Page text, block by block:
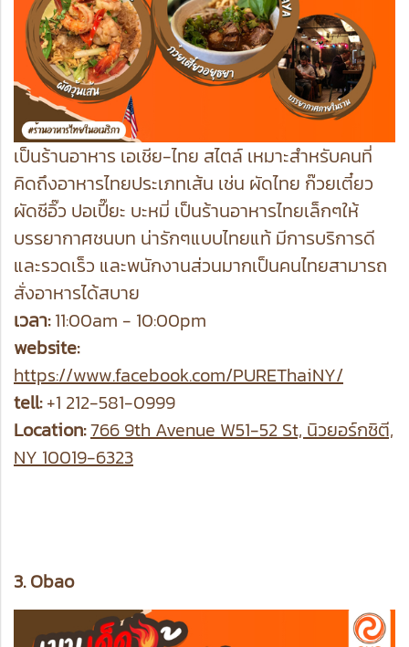
เป็นร้านอาหาร เอเชีย-ไทย สไตล์ เหมาะสำหรับคนที่
คิดถึงอาหารไทยประเภทเส้น เช่น ผัดไทย ก๊วยเตี๋ยว
ผัดซีอิ๊ว ปอเปี๊ยะ บะหมี่ เป็นร้านอาหารไทยเล็กๆให้
บรรยากาศชนบท น่ารักๆแบบไทยแท้ มีการบริการดี
และรวดเร็ว และพนักงานส่วนมากเป็นคนไทยสามารถ
สั่งอาหารได้สบาย
เวลา:11:00am - 10:00pm
website:
https://www.facebook.com/PUREThaiNY/
tell:+1 212-581-0999
Location:766 9th Avenue W51-52 St, นิวยอร์กซิตี,
NY 10019-6323
3. Obao